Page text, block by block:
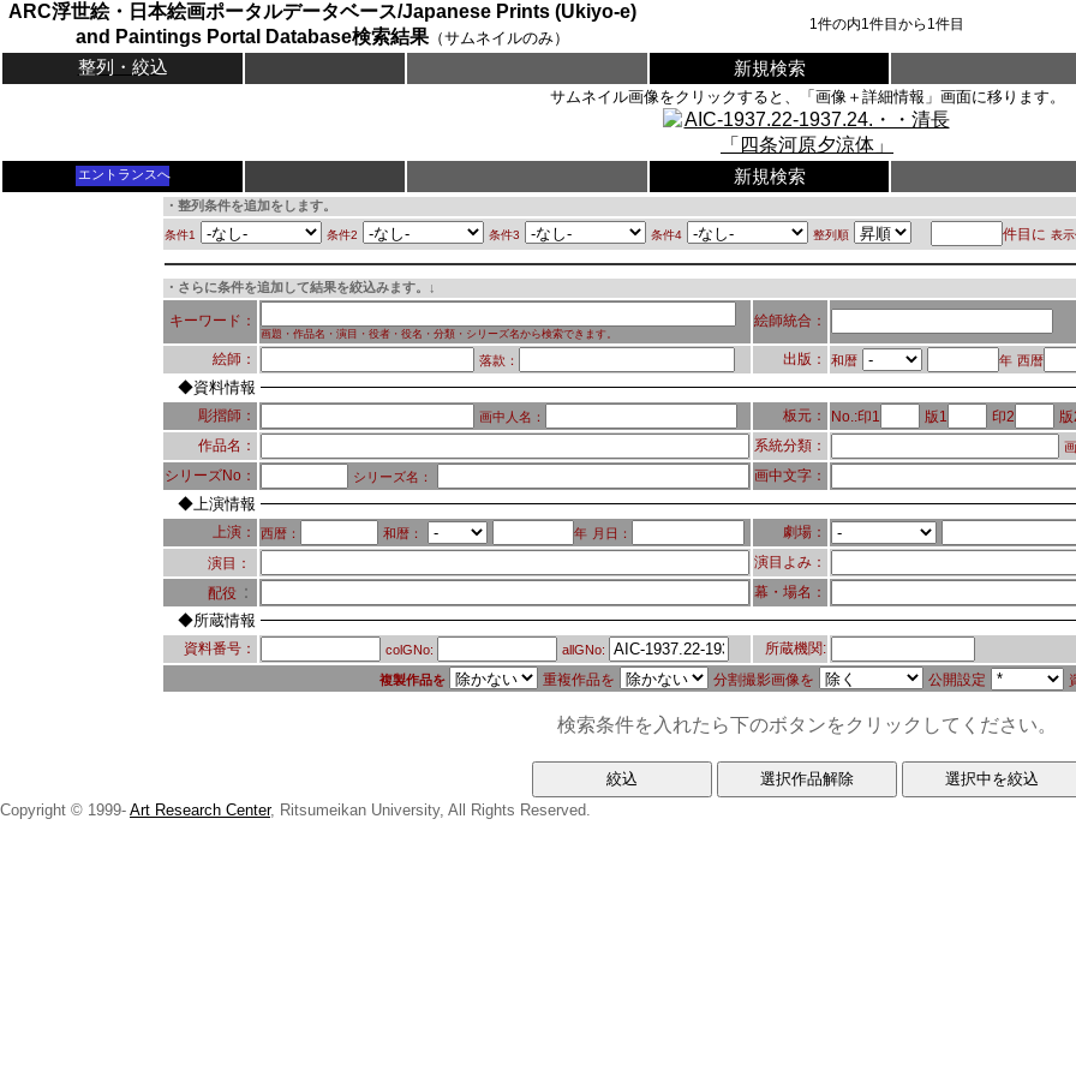
ARC浮世絵・日本絵画ポータルデータベース/Japanese Prints (Ukiyo-e)
and Paintings Portal Database検索結果（サムネイルのみ）
1件の内1件目から 1件目
整列・絞込 新規検索
サムネイル画像をクリックすると、「画像＋詳細情報」画面に移ります。
エントランスへ 新規検索
・整列条件を追加をします。
条件1 条件2 条件3 条件4 整列順 件目に 表
・さらに条件を追加して結果を絞込みます。↓
キーワード：
画題・作品名・演目・役者・役名・分類・シリーズ名から検索できます。
絵師統合：
絵師： 落款： 出版： 和暦 年 西暦
◆資料情報
彫摺師： 画中人名： 板元： No.:印1 版1 印2
作品名： 系統分類：
シリーズNo： シリーズ名： 画中文字：
◆上演情報
上演： 西暦： 和暦： 年 月日： 劇場：
演目：
演目よみ：
配役 ： 幕・場名：
◆所蔵情報
資料番号： colGNo: allGNo: 所蔵機関:
複製作品を 重複作品を 分割撮影画像を 公開設定
検索条件を入れたら下のボタンをクリックしてください。
Copyright © 1999- Art Research Center, Ritsumeikan University, All Rights Reserved.